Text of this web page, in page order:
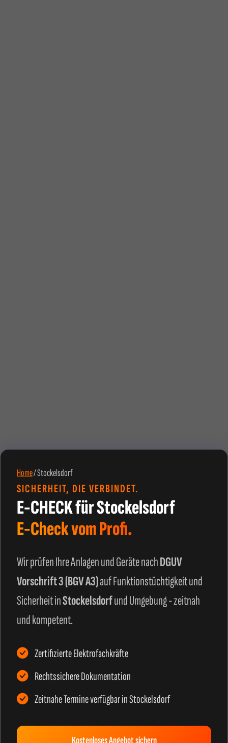
Home/Stockelsdorf
SICHERHEIT, DIE VERBINDET.
E-CHECK für Stockelsdorf
E-Check vom Profi.
Wir prüfen Ihre Anlagen und Geräte nachDGUV
Vorschrift 3 (BGV A3)auf Funktionstüchtigkeit und
Sicherheit inStockelsdorfund Umgebung - zeitnah
und kompetent.
Zertifizierte Elektrofachkräfte
Rechtssichere Dokumentation
Zeitnahe Termine verfügbar in Stockelsdorf
Kostenloses Angebot sichern